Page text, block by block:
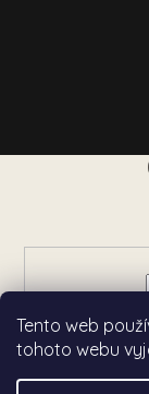
Tento web
tohoto webu